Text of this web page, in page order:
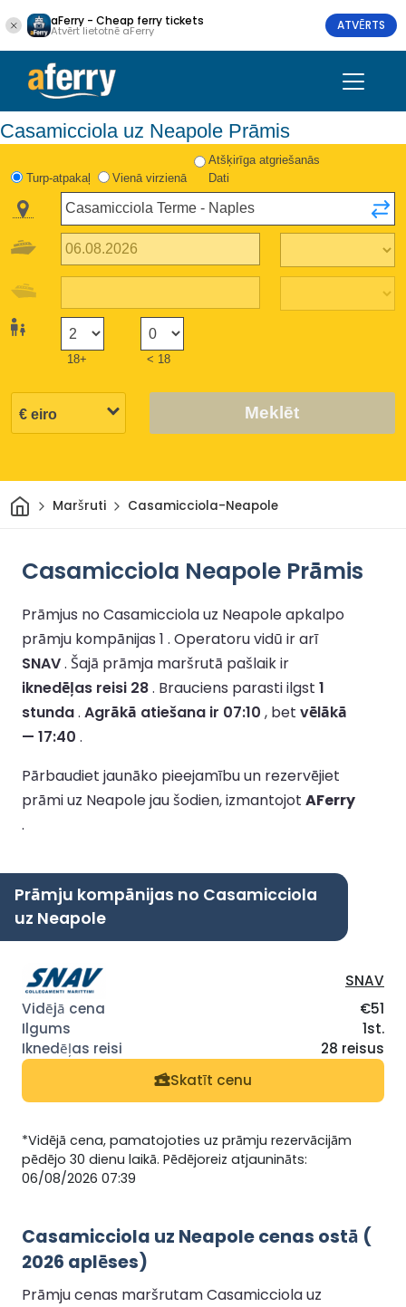
aFerry - Cheap ferry tickets
Atvērt lietotnē aFerry ATVĒRTS
Casamicciola uz Neapole Prāmis
Turp-atpakaļ Vienā virzienā
Atšķirīga atgriešanās
Dati
18+ < 18
Meklēt
Sākums
Maršruti Casamicciola-Neapole
Casamicciola Neapole Prāmis
Prāmjus no Casamicciola uz Neapole apkalpo
prāmju kompānijas 1 . Operatoru vidū ir arī
SNAV. Šajā prāmja maršrutā pašlaik ir
iknedēļas reisi 28. Brauciens parasti ilgst 1
stunda. Agrākā atiešana ir 07:10 , bet vēlākā
— 17:40 .
Pārbaudiet jaunāko pieejamību un rezervējiet
prāmi uz Neapole jau šodien, izmantojot AFerry
.
Prāmju kompānijas no Casamicciola
uz Neapole
SNAV
€51
1st.
28 reisus
Skatīt cenu
*Vidējā cena, pamatojoties uz prāmju rezervācijām
pēdējo 30 dienu laikā. Pēdējoreiz atjaunināts:
06/08/2026 07:39
Casamicciola uz Neapole cenas ostā (
2026 aplēses)
Prāmju cenas maršrutam Casamicciola uz